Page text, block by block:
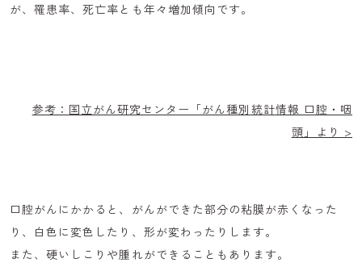
が、罹患率、死亡率とも年々増加傾向です。
参考：国立がん研究センター「がん種別統計情報 口腔・咽
頭」より >
口腔がんにかかると、がんができた部分の粘膜が赤くなった
り、白色に変色したり、形が変わったりします。
また、硬いしこりや腫れができることもあります。